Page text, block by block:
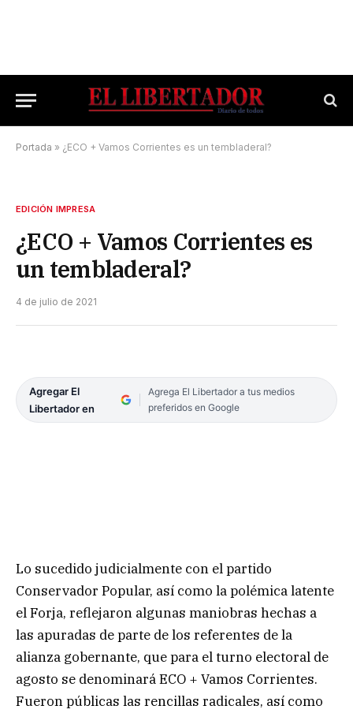
Portada » ¿ECO + Vamos Corrientes es un tembladeral?
EDICIÓN IMPRESA
¿ECO + Vamos Corrientes es
un tembladeral?
4 de julio de 2021
Agregar El
Libertador en
Agrega El Libertador a tus medios
preferidos en Google
Lo sucedido judicialmente con el partido
Conservador Popular, así como la polémica latente
el Forja, reflejaron algunas maniobras hechas a
las apuradas de parte de los referentes de la
alianza gobernante, que para el turno electoral de
agosto se denominará ECO + Vamos Corrientes.
Fueron públicas las rencillas radicales, así como